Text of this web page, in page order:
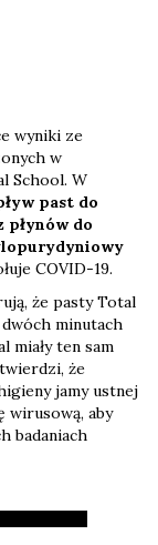
wyniki ze
w
School. W
past do
płynów do
COVID-19.
że pasty Total
minutach
miały ten sam
że
jamy ustnej
wirusową, aby
badaniach